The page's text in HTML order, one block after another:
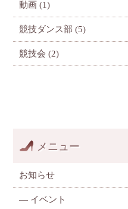
動画 (1)
競技ダンス部 (5)
競技会 (2)
メニュー
お知らせ
— イベント